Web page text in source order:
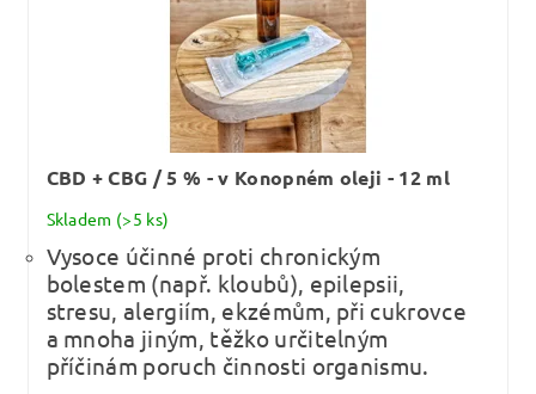
CBD + CBG / 5 % - v Konopném oleji - 12 ml
Skladem (>5 ks)
Vysoce účinné proti chronickým
bolestem (např. kloubů), epilepsii,
stresu, alergiím, ekzémům, při cukrovce
a mnoha jiným, těžko určitelným
příčinám poruch činnosti organismu.